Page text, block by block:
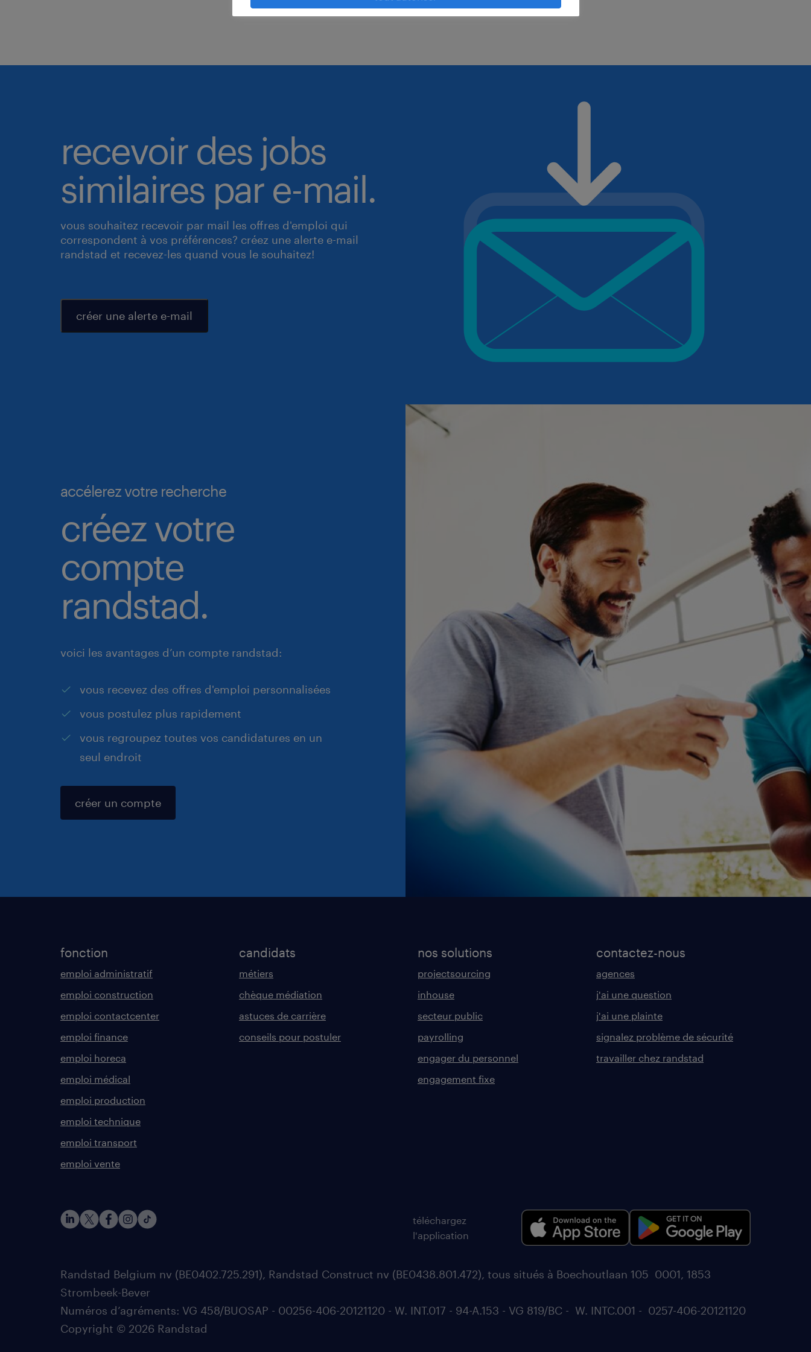
l'orthographe.
recevoir des jobs
similaires par e-mail.
vous souhaitez recevoir par mail les offres d'emploi qui
correspondent à vos préférences? créez une alerte e-mail
randstad et recevez-les quand vous le souhaitez!
créer une alerte e-mail
accélerez votre recherche
créez votre
compte
randstad.
voici les avantages d’un compte randstad:
vous recevez des offres d'emploi personnalisées
vous postulez plus rapidement
vous regroupez toutes vos candidatures en un
seul endroit
créer un compte
fonction
emploi administratif
emploi construction
emploi contactcenter
emploi finance
emploi horeca
emploi médical
emploi production
emploi technique
emploi transport
emploi vente
candidats
métiers
chèque médiation
astuces de carrière
conseils pour postuler
nos solutions
projectsourcing
inhouse
secteur public
payrolling
engager du personnel
engagement fixe
contactez-nous
agences
j'ai une question
j'ai une plainte
signalez problème de sécurité
travailler chez randstad
téléchargez
l'application
Randstad Belgium nv (BE0402.725.291), Randstad Construct nv (BE0438.801.472), tous situés à Boechoutlaan 105 0001, 1853
Strombeek-Bever
Numéros d’agréments: VG 458/BUOSAP - 00256-406-20121120 - W. INT.017 - 94-A.153 - VG 819/BC - W. INTC.001 - 0257-406-20121120
Copyright © 2026 Randstad